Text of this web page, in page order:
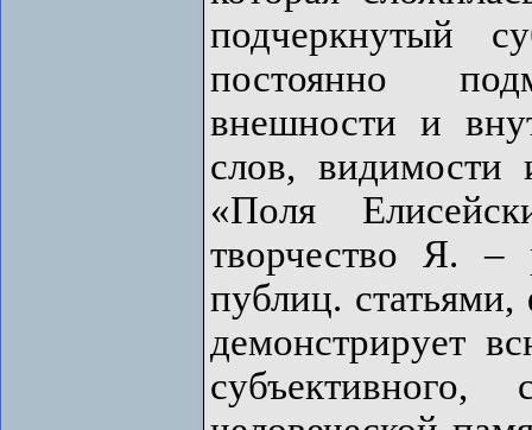
подчеркнутый
постоянно
внешности и
слов, видимости
«Поля
творчество Я.
публиц.
демонстрирует